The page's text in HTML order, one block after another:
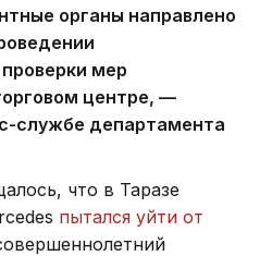
органы направлено
мер
центре, —
службе департамента
что в Таразе
пытался уйти от